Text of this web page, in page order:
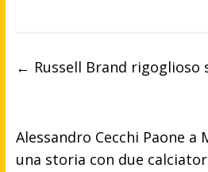
← Russell Brand
Alessandro Cecchi Paone a
una storia con due